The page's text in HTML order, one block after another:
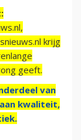
krijg
geeft.
van
kwaliteit,